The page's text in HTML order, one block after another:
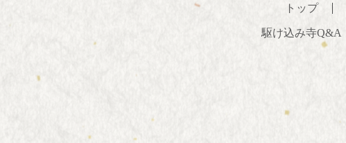
トップ
駆け込み寺Q&A